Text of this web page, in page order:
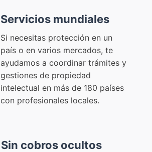
Servicios mundiales
Si necesitas protección en un
país o en varios mercados, te
ayudamos a coordinar trámites y
gestiones de propiedad
intelectual en más de 180 países
con profesionales locales.
Sin cobros ocultos